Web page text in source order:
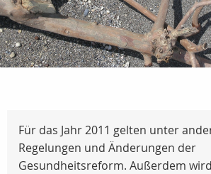
Für das Jahr 2011 gelten unter
Regelungen und Änderungen der
Gesundheitsreform. Außerdem